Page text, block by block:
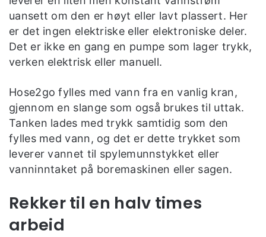
uansett om den er høyt eller lavt plassert. Her
er det ingen elektriske eller elektroniske deler.
Det er ikke en gang en pumpe som lager trykk,
verken elektrisk eller manuell.
Hose2go fylles med vann fra en vanlig kran,
gjennom en slange som også brukes til uttak.
Tanken lades med trykk samtidig som den
fylles med vann, og det er dette trykket som
leverer vannet til spylemunnstykket eller
vanninntaket på boremaskinen eller sagen.
Rekker til en halv times
arbeid